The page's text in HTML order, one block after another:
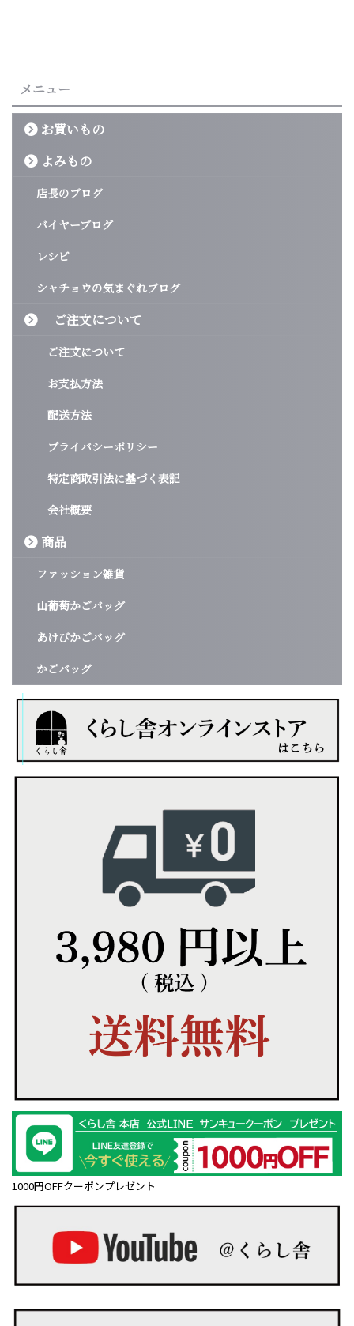
メニュー
お買いもの
よみもの
店長のブログ
バイヤーブログ
レシピ
シャチョウの気まぐれブログ
ご注文について
ご注文について
お支払方法
配送方法
プライバシーポリシー
特定商取引法に基づく表記
会社概要
商品
ファッション雑貨
山葡萄かごバッグ
あけびかごバッグ
かごバッグ
1000円OFFクーポンプレゼント